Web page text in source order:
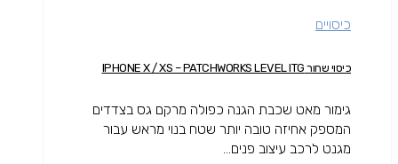
כיסויים
כיסוי שחור IPHONE X / XS – PATCHWORKS LEVEL ITG
גימור מאט שכבת הגנה כפולה מרקם גס בצדדים
המספק אחיזה טובה יותר שטח בנוי מראש עבור
מגנט לרכב עיצוב פנים...